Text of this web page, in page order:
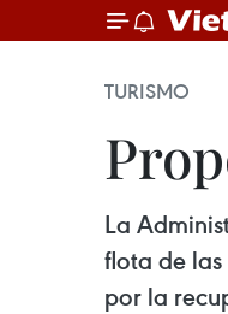
TURISMO
La
flota de
por la